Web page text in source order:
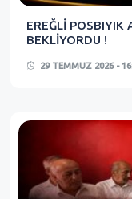
EREĞLİ POSBIYIK
BEKLİYORDU !
29 TEMMUZ 2026 -